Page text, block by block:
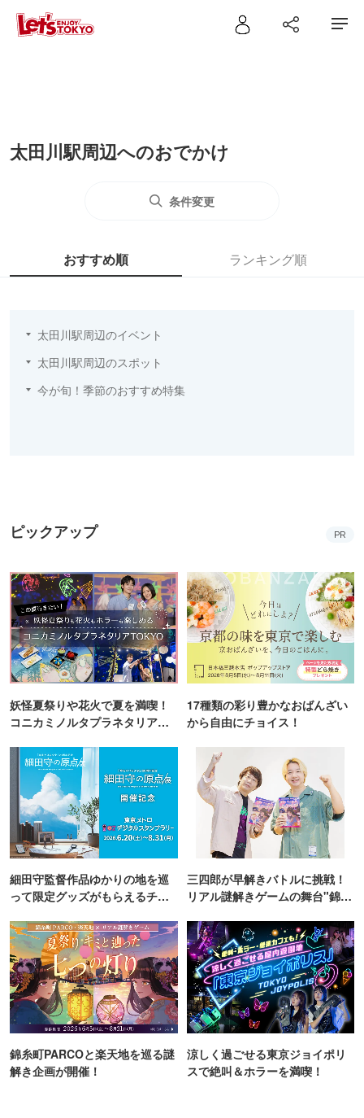
太田川駅周辺へのおでかけ
条件変更
おすすめ順 ランキング順
太田川駅周辺のイベント
太田川駅周辺のスポット
今が旬！季節のおすすめ特集
ピックアップ PR
妖怪夏祭りや花火で夏を満喫！
コニカミノルタプラネタリア
17種類の彩り豊かなおばんざい
から自由にチョイス！
細田守監督作品ゆかりの地を巡
って限定グッズがもらえるチャ
三四郎が早解きバトルに挑戦！
リアル謎解きゲームの舞台"錦糸
錦糸町PARCOと楽天地を巡る謎
解き企画が開催！
涼しく過ごせる東京ジョイポリ
スで絶叫＆ホラーを満喫！